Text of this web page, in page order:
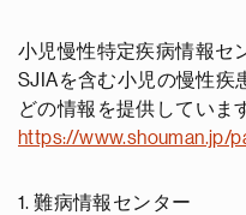
小児慢性特定疾病情報セ
SJIAを含む小児の慢性疾
どの情報を提供していま
https://www.shouman.jp/
1. 難病情報センター